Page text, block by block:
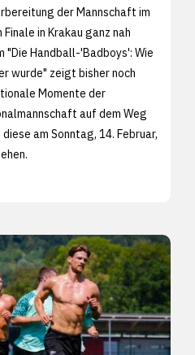
der Mannschaft im
in Krakau ganz nah
"Die Handball-'Badboys': Wie
wurde" zeigt bisher noch
Momente der
auf dem Weg
am Sonntag, 14. Februar,